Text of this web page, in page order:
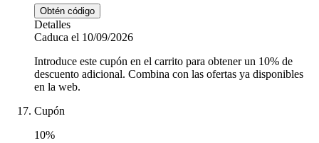
Obtén código
Detalles
Caduca el 10/09/2026
Introduce este cupón en el carrito para obtener un 10% de
descuento adicional. Combina con las ofertas ya disponibles
en la web.
Cupón
10%